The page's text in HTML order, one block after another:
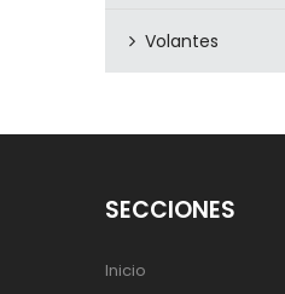
Volantes
SECCIONES
Inicio